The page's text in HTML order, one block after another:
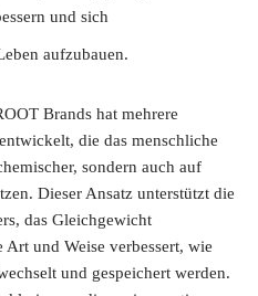
und sich
aufzubauen.
Brands hat mehrere
die das menschliche
sondern auch auf
Dieser Ansatz unterstützt die
das Gleichgewicht
und Weise verbessert, wie
und gespeichert werden.